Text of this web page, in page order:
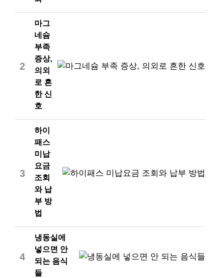
2
마그
네슘
부족
증상,
의외
로 흔
한 신
호
3
하이
패스
미납
요금
조회
와 납
부 방
법
4
냉동실에
넣으면 안
되는 음식
들